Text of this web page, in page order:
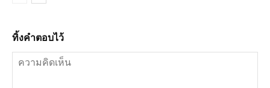
ทิ้งคำตอบไว้